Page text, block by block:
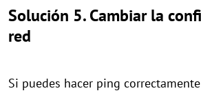
Solución 5. Cambiar la
red
Si puedes hacer ping